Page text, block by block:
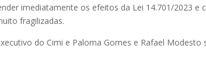
imediatamente os efeitos da Lei 14.701/2023 e
fragilizadas.
do Cimi e Paloma Gomes e Rafael Modesto